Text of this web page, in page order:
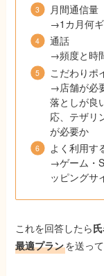
月間通信量
→1カ月何
通話
→頻度と時
こだわりポ
→店舗が必
落としが良
応、テザリ
が必要か
よく利用す
→ゲーム・
ッピングサ
これを回答したら
最適プランを送っ